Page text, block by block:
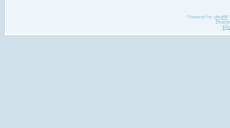
Powered by phpBB